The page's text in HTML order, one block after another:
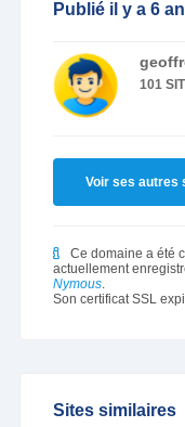
Publié il y a 6
101
Voir ses autres
Ce domaine a été
actuellement
Nymous.
Son certificat SSL
Sites similaires